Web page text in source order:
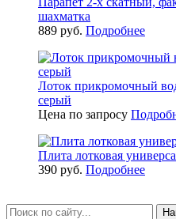
шахматка
889 руб. Подробнее
Лоток прикромочный
серый
Цена по запросу
Плита лотковая
390 руб. Подробнее